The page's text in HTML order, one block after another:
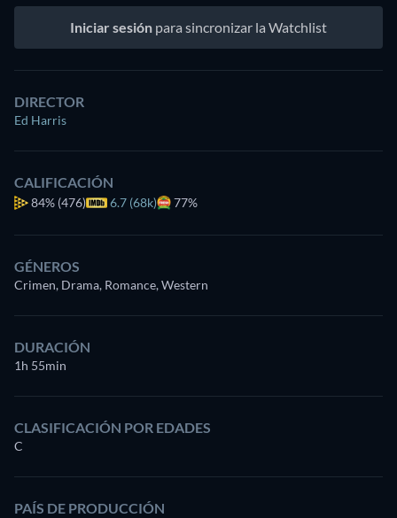
Iniciar sesión para sincronizar la Watchlist
DIRECTOR
Ed Harris
CALIFICACIÓN
84% (476) 6.7 (68k) 77%
GÉNEROS
Crimen, Drama, Romance, Western
DURACIÓN
1h 55min
CLASIFICACIÓN POR EDADES
C
PAÍS DE PRODUCCIÓN